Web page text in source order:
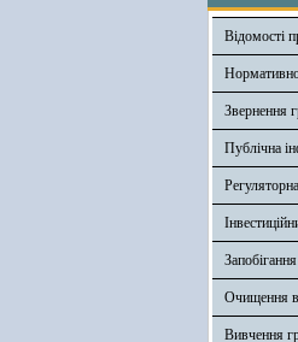
Відомості
Звернення
Публічна
Очищення
Вивчення